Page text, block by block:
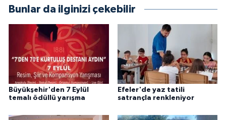
Bunlar da ilginizi çekebilir
Büyükşehir'den 7 Eylül
temalı ödüllü yarışma
Efeler'de yaz tatili
satrançla renkleniyor